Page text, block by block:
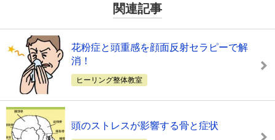
関連記事
花粉症と頭重感を顔面反射セラピーで解
消！
ヒーリング整体教室
頭のストレスが影響する骨と症状